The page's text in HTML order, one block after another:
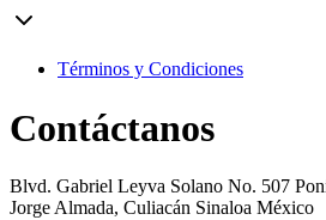
Términos y Condiciones
Contáctanos
Blvd. Gabriel Leyva Solano No. 507
Jorge Almada, Culiacán Sinaloa México